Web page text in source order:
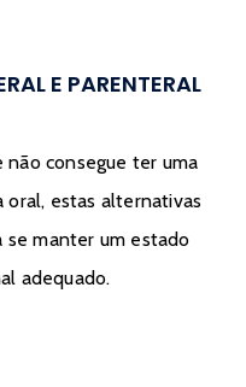
E PARENTERAL
não consegue ter uma
oral, estas alternativas
se manter um estado
adequado.